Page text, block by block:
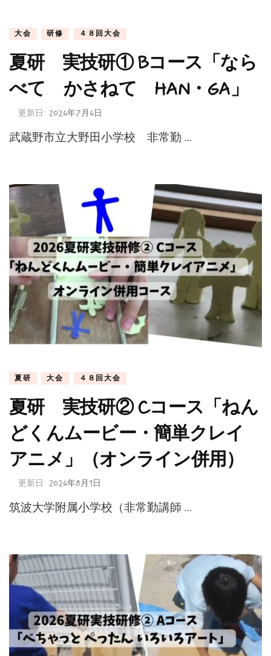
大会 研修 ４８回大会
夏研 実技研① Bコース「なら
べて かさねて HAN・GA」
更新日: 2026年7月6日
武蔵野市立大野田小学校 非常勤 …
夏研 大会 ４８回大会
夏研 実技研② Cコース「ねん
どくんムービー・簡単クレイ
アニメ」（オンライン併用）
更新日: 2026年8月1日
筑波大学附属小学校（非常勤講師 …